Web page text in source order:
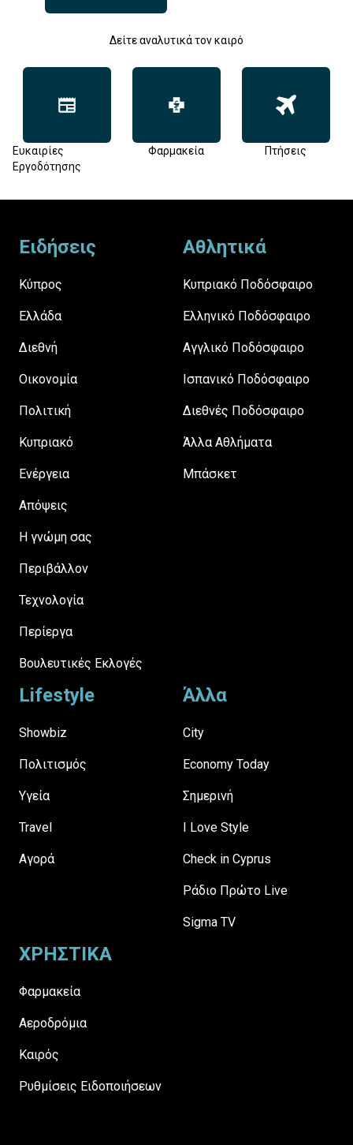
Δείτε αναλυτικά τον καιρό
Ευκαιρίες
Εργοδότησης
Φαρμακεία Πτήσεις
Ειδήσεις
Κύπρος
Ελλάδα
Διεθνή
Οικονομία
Πολιτική
Κυπριακό
Ενέργεια
Απόψεις
H γνώμη σας
Περιβάλλον
Τεχνολογία
Περίεργα
Βουλευτικές Εκλογές
Αθλητικά
Κυπριακό Ποδόσφαιρο
Ελληνικό Ποδόσφαιρο
Αγγλικό Ποδόσφαιρο
Ισπανικό Ποδόσφαιρο
Διεθνές Ποδόσφαιρο
Άλλα Αθλήματα
Μπάσκετ
Lifestyle
Showbiz
Πολιτισμός
Υγεία
Travel
Αγορά
Άλλα
City
Economy Today
Σημερινή
I Love Style
Check in Cyprus
Ράδιο Πρώτο Live
Sigma TV
ΧΡΗΣΤΙΚΑ
Φαρμακεία
Αεροδρόμια
Καιρός
Ρυθμίσεις Ειδοποιήσεων